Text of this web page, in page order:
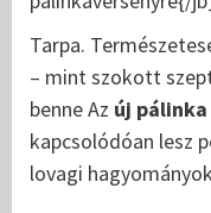
Tarpa.
– mint szokott
benne Az új pálinka
kapcsolódóan lesz
lovagi